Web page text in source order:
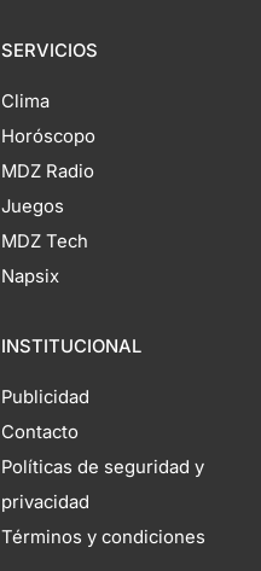
SERVICIOS
Clima
Horóscopo
MDZ Radio
Juegos
MDZ Tech
Napsix
INSTITUCIONAL
Publicidad
Contacto
Políticas de seguridad y
privacidad
Términos y condiciones